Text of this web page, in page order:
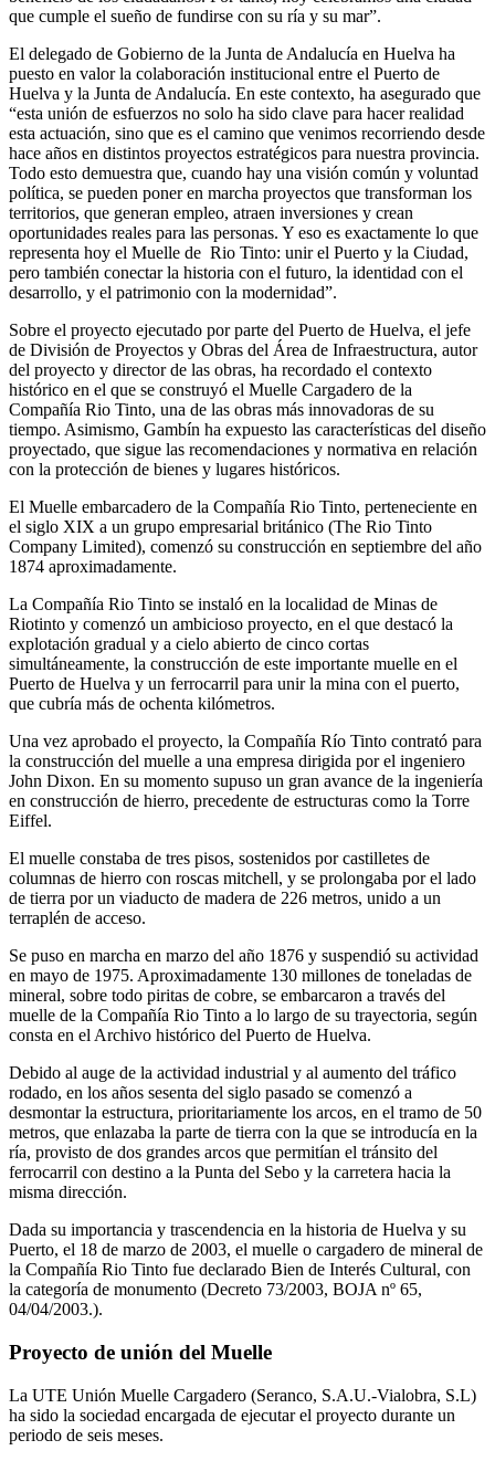
que cumple el sueño de fundirse con su ría y su mar”.
El delegado de Gobierno de la Junta de Andalucía en Huelva ha
puesto en valor la colaboración institucional entre el Puerto de
Huelva y la Junta de Andalucía. En este contexto, ha asegurado que
“esta unión de esfuerzos no solo ha sido clave para hacer realidad
esta actuación, sino que es el camino que venimos recorriendo desde
hace años en distintos proyectos estratégicos para nuestra provincia.
Todo esto demuestra que, cuando hay una visión común y voluntad
política, se pueden poner en marcha proyectos que transforman los
territorios, que generan empleo, atraen inversiones y crean
oportunidades reales para las personas. Y eso es exactamente lo que
representa hoy el Muelle de Rio Tinto: unir el Puerto y la Ciudad,
pero también conectar la historia con el futuro, la identidad con el
desarrollo, y el patrimonio con la modernidad”.
Sobre el proyecto ejecutado por parte del Puerto de Huelva, el jefe
de División de Proyectos y Obras del Área de Infraestructura, autor
del proyecto y director de las obras, ha recordado el contexto
histórico en el que se construyó el Muelle Cargadero de la
Compañía Rio Tinto, una de las obras más innovadoras de su
tiempo. Asimismo, Gambín ha expuesto las características del diseño
proyectado, que sigue las recomendaciones y normativa en relación
con la protección de bienes y lugares históricos.
El Muelle embarcadero de la Compañía Rio Tinto, perteneciente en
el siglo XIX a un grupo empresarial británico (The Rio Tinto
Company Limited), comenzó su construcción en septiembre del año
1874 aproximadamente.
La Compañía Rio Tinto se instaló en la localidad de Minas de
Riotinto y comenzó un ambicioso proyecto, en el que destacó la
explotación gradual y a cielo abierto de cinco cortas
simultáneamente, la construcción de este importante muelle en el
Puerto de Huelva y un ferrocarril para unir la mina con el puerto,
que cubría más de ochenta kilómetros.
Una vez aprobado el proyecto, la Compañía Río Tinto contrató para
la construcción del muelle a una empresa dirigida por el ingeniero
John Dixon. En su momento supuso un gran avance de la ingeniería
en construcción de hierro, precedente de estructuras como la Torre
Eiffel.
El muelle constaba de tres pisos, sostenidos por castilletes de
columnas de hierro con roscas mitchell, y se prolongaba por el lado
de tierra por un viaducto de madera de 226 metros, unido a un
terraplén de acceso.
Se puso en marcha en marzo del año 1876 y suspendió su actividad
en mayo de 1975. Aproximadamente 130 millones de toneladas de
mineral, sobre todo piritas de cobre, se embarcaron a través del
muelle de la Compañía Rio Tinto a lo largo de su trayectoria, según
consta en el Archivo histórico del Puerto de Huelva.
Debido al auge de la actividad industrial y al aumento del tráfico
rodado, en los años sesenta del siglo pasado se comenzó a
desmontar la estructura, prioritariamente los arcos, en el tramo de 50
metros, que enlazaba la parte de tierra con la que se introducía en la
ría, provisto de dos grandes arcos que permitían el tránsito del
ferrocarril con destino a la Punta del Sebo y la carretera hacia la
misma dirección.
Dada su importancia y trascendencia en la historia de Huelva y su
Puerto, el 18 de marzo de 2003, el muelle o cargadero de mineral de
la Compañía Rio Tinto fue declarado Bien de Interés Cultural, con
la categoría de monumento (Decreto 73/2003, BOJA nº 65,
04/04/2003.).
Proyecto de unión del Muelle
La UTE Unión Muelle Cargadero (Seranco, S.A.U.-Vialobra, S.L)
ha sido la sociedad encargada de ejecutar el proyecto durante un
periodo de seis meses.